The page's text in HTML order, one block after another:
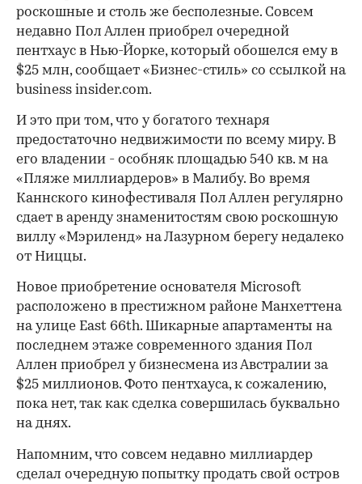
роскошные и столь же бесполезные. Совсем
недавно Пол Аллен приобрел очередной
пентхаус в Нью-Йорке, который обошелся ему в
$25 млн, сообщает «Бизнес-стиль» со ссылкой на
business insider.com.
И это при том, что у богатого технаря
предостаточно недвижимости по всему миру. В
его владении - особняк площадью 540 кв. м на
«Пляже миллиардеров» в Малибу. Во время
Каннского кинофестиваля Пол Аллен регулярно
сдает в аренду знаменитостям свою роскошную
виллу «Мэриленд» на Лазурном берегу недалеко
от Ниццы.
Новое приобретение основателя Microsoft
расположено в престижном районе Манхеттена
на улице East 66th. Шикарные апартаменты на
последнем этаже современного здания Пол
Аллен приобрел у бизнесмена из Австралии за
$25 миллионов. Фото пентхауса, к сожалению,
пока нет, так как сделка совершилась буквально
на днях.
Напомним, что совсем недавно миллиардер
сделал очередную попытку продать свой остров